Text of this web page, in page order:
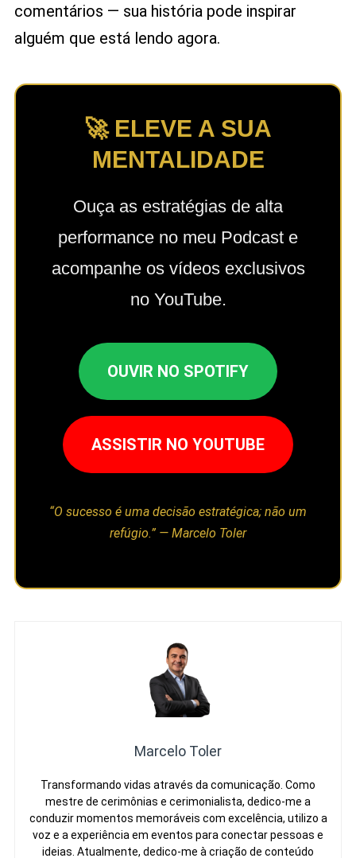
comentários — sua história pode inspirar
alguém que está lendo agora.
🚀 ELEVE A SUA
MENTALIDADE
Ouça as estratégias de alta
performance no meu Podcast e
acompanhe os vídeos exclusivos
no YouTube.
OUVIR NO SPOTIFY
ASSISTIR NO YOUTUBE
“O sucesso é uma decisão estratégica; não um
refúgio.” — Marcelo Toler
Marcelo Toler
Transformando vidas através da comunicação. Como
mestre de cerimônias e cerimonialista, dedico-me a
conduzir momentos memoráveis com excelência, utilizo a
voz e a experiência em eventos para conectar pessoas e
ideias. Atualmente, dedico-me à criação de conteúdo